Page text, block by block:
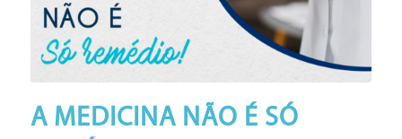
A MEDICINA NÃO É SÓ